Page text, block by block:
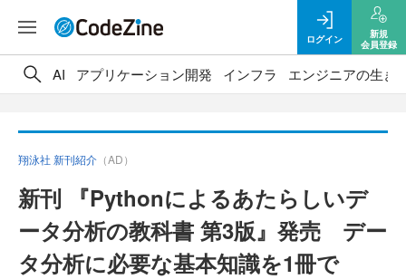
ログイン
新規
会員登録
AI アプリケーション開発 インフラ エンジニアの生き
翔泳社 新刊紹介 （AD）
新刊 『Pythonによるあたらしいデ
ータ分析の教科書 第3版』発売 デー
タ分析に必要な基本知識を1冊で